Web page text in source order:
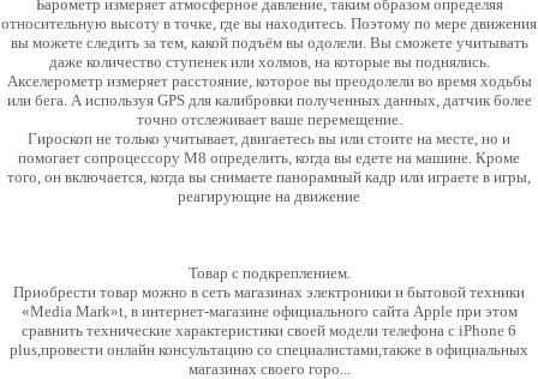
Барометр измеряет атмосферное давление, таким образом определяя
относительную высоту в точке, где вы находитесь. Поэтому по мере движения
вы можете следить за тем, какой подъём вы одолели. Вы сможете учитывать
даже количество ступенек или холмов, на которые вы поднялись.
Акселерометр измеряет расстояние, которое вы преодолели во время ходьбы
или бега. А используя GPS для калибровки полученных данных, датчик более
точно отслеживает ваше перемещение.
Гироскоп не только учитывает, двигаетесь вы или стоите на месте, но и
помогает сопроцессору M8 определить, когда вы едете на машине. Кроме
того, он включается, когда вы снимаете панорамный кадр или играете в игры,
реагирующие на движение
Товар с подкреплением.
Приобрести товар можно в сеть магазинах электроники и бытовой техники
«Мedia Mark»t, в интернет-магазине официального сайта Apple при этом
сравнить технические характеристики своей модели телефона с iPhone 6
plus,провести онлайн консультацию со специалистами,также в официальных
магазинах своего горо...